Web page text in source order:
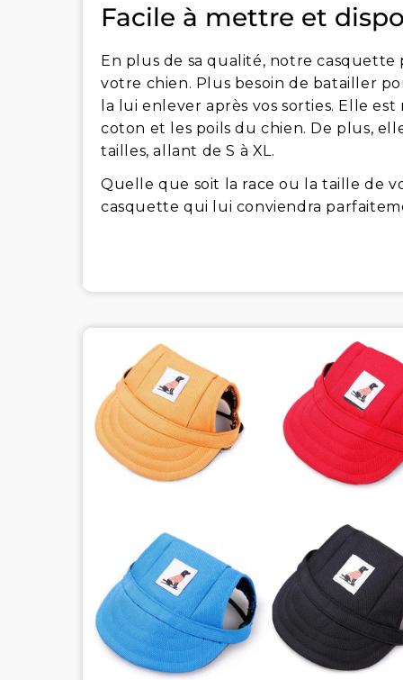
Facile à mettre et
En plus de sa qualité, notre
votre chien. Plus besoin de batailler
la lui enlever après vos sorties. Elle
coton et les poils du chien. De plus,
tailles, allant de S à XL.
Quelle que soit la race ou la taille de
casquette qui lui conviendra